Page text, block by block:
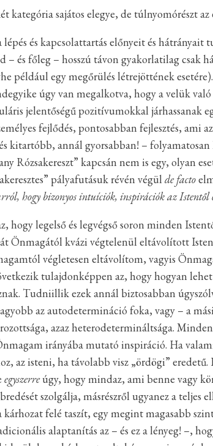
kategória sajátos elegye, de túlnyomórészt
és kapcsolattartás előnyeit és hátrányait
és főleg – hosszú távon gyakorlatilag csak
például egy megőrülés létrejöttének
úgy van megalkotva, hogy a velük
jelentőségű pozitívumokkal járhassanak
fejlődés, pontosabban fejlesztés, ami
kitartóbb, annál gyorsabban! – folyamatosan
Rózsakereszt” kapcsán nem is egy, olyan
pályafutásuk révén végül de facto
hogy bizonyos intuíciók, inspirációk az Istentől
hogy legelső és legvégső soron minden
Önmagától kvázi végtelenül eltávolított
végletesen eltávolítom, vagyis
tulajdonképpen az, hogy hogyan
Tudniillik ezek annál biztosabban
az autodetermináció foka, vagy – a
azaz heterodetermináltsága.
irányába mutató inspiráció. Ha
az isteni, ha távolabb visz „ördögi”
egyszerreúgy, hogy mindaz, ami benne vagy
szolgálja, másrészről ugyanez a teljes
felé taszít, egy megint magasabb
alaptanítás az – és ez a lényeg! –,